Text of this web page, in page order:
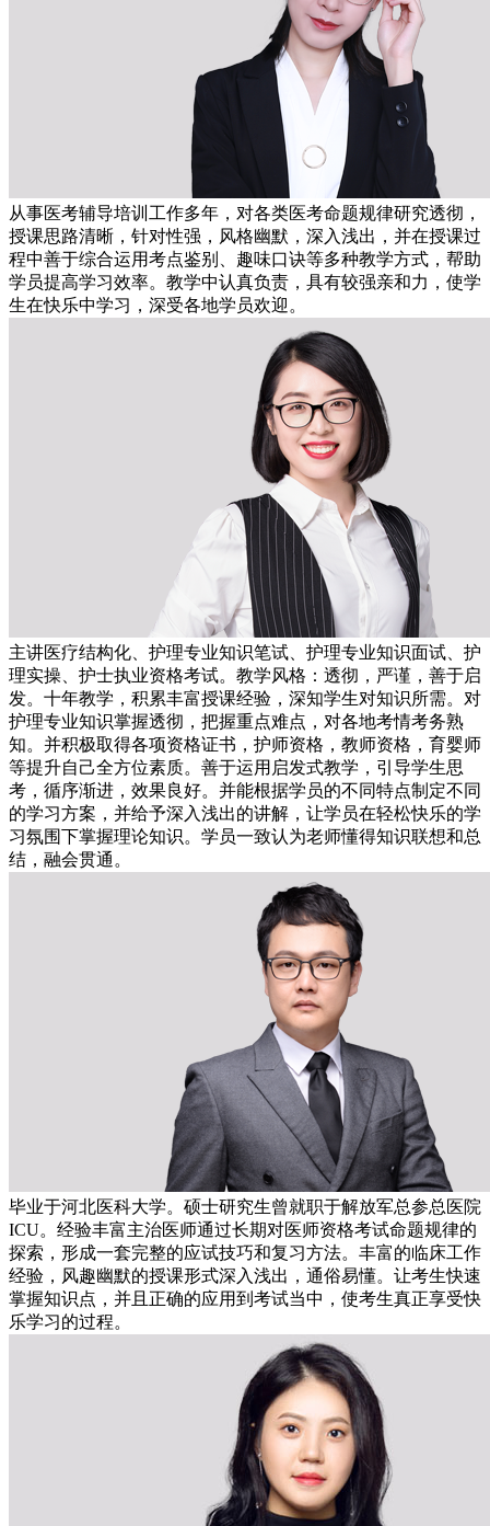
从事医考辅导培训工作多年，对各类医考命题规律研究透彻，
授课思路清晰，针对性强，风格幽默，深入浅出，并在授课过
程中善于综合运用考点鉴别、趣味口诀等多种教学方式，帮助
学员提高学习效率。教学中认真负责，具有较强亲和力，使学
生在快乐中学习，深受各地学员欢迎。
主讲医疗结构化、护理专业知识笔试、护理专业知识面试、护
理实操、护士执业资格考试。教学风格：透彻，严谨，善于启
发。十年教学，积累丰富授课经验，深知学生对知识所需。对
护理专业知识掌握透彻，把握重点难点，对各地考情考务熟
知。并积极取得各项资格证书，护师资格，教师资格，育婴师
等提升自己全方位素质。善于运用启发式教学，引导学生思
考，循序渐进，效果良好。并能根据学员的不同特点制定不同
的学习方案，并给予深入浅出的讲解，让学员在轻松快乐的学
习氛围下掌握理论知识。学员一致认为老师懂得知识联想和总
结，融会贯通。
毕业于河北医科大学。硕士研究生曾就职于解放军总参总医院
ICU。经验丰富主治医师通过长期对医师资格考试命题规律的
探索，形成一套完整的应试技巧和复习方法。丰富的临床工作
经验，风趣幽默的授课形式深入浅出，通俗易懂。让考生快速
掌握知识点，并且正确的应用到考试当中，使考生真正享受快
乐学习的过程。